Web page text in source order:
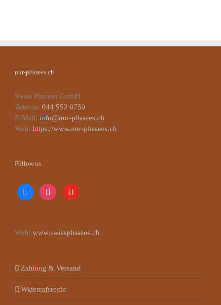
nur-plissees.ch
Swiss Plissees GmbH
Telefon: 044 552 0750
E-Mail: info@nur-plissees.ch
Web: https://www.nur-plissees.ch
Follow us
facebookinstagramyoutube
Web: www.swissplissees.ch
Zahlung & Versand
Widerrufsrecht